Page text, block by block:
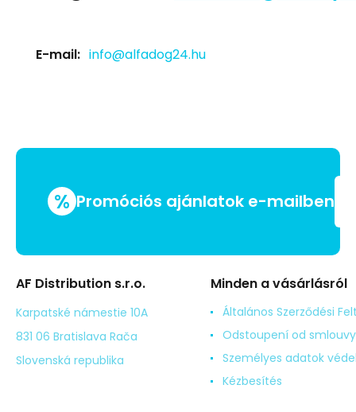
E-mail: info@alfadog24.hu
% Promóciós ajánlatok e-mailben
AF Distribution s.r.o.
Karpatské námestie 10A
831 06 Bratislava Rača
Slovenská republika
Minden a vásárlásról
Általános Szerződési
Odstoupení od smlouvy
Személyes adatok
Kézbesítés